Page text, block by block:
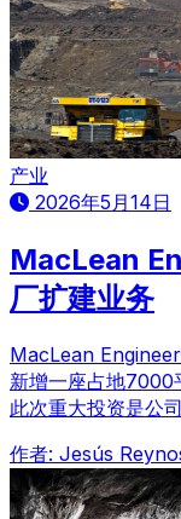
产业
2026年5月14日
MacLean
厂扩建业务
MacLean
新增一座占地7000
此次重大投资是公
矿业客户，满足日
作者: Jesús